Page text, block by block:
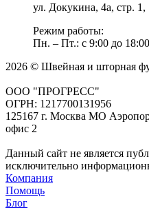
ул. Докукина, 4а, стр.
Режим работы:
Пн. – Пт.: с 9:00 до 18:00
2026 © Швейная и шторная
ООО "ПРОГРЕСС"
ОГРН: 1217700131956
125167 г. Москва МО
офис 2
Данный сайт не является
исключительно
Компания
Помощь
Блог